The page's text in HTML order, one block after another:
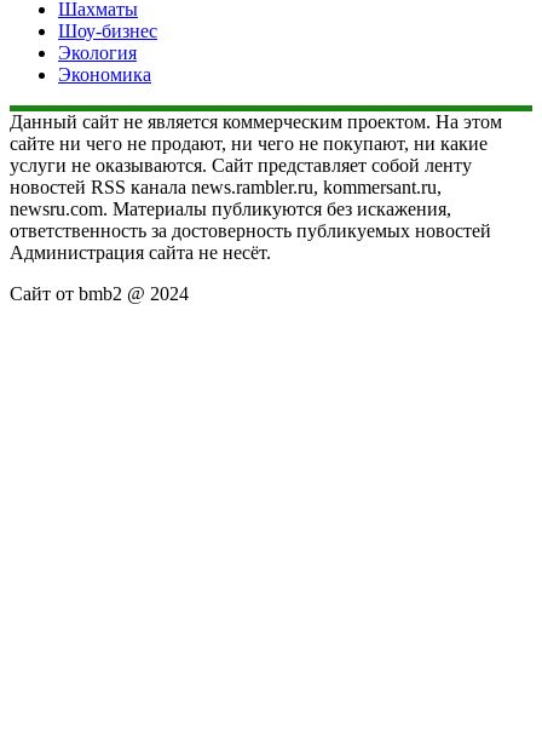
Шахматы
Шоу-бизнес
Экология
Экономика
Данный сайт не является коммерческим проектом. На этом
сайте ни чего не продают, ни чего не покупают, ни какие
услуги не оказываются. Сайт представляет собой ленту
новостей RSS канала news.rambler.ru, kommersant.ru,
newsru.com. Материалы публикуются без искажения,
ответственность за достоверность публикуемых новостей
Администрация сайта не несёт.
Сайт от bmb2 @ 2024